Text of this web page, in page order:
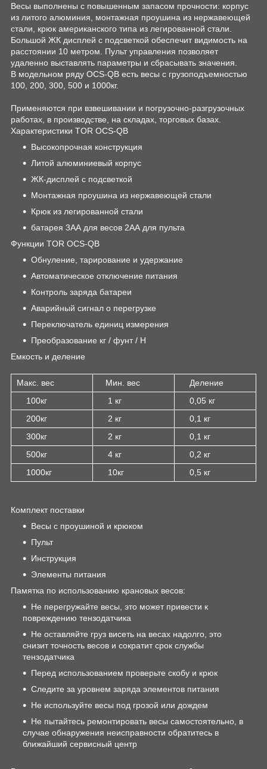
Весы выполнены с повышенным запасом прочности: корпус
из литого алюминия, монтажная проушина из нержавеющей
стали, крюк американского типа из легированной стали.
Большой ЖК дисплей с подсветкой обеспечит видимость на
расстоянии 10 метром. Пульт управления позволяет
удаленно выставлять параметры и сбрасывать значения.
В модельном ряду OCS-QB есть весы с грузоподъемностью
100, 200, 300, 500 и 1000кг.
Применяются при взвешивании и погрузочно-разгрузочных
работах, в производстве, на складах, торговых базах.
Характеристики TOR OCS-QB
Высокопрочная конструкция
Литой алюминиевый корпус
ЖК-дисплей с подсветкой
Монтажная проушина из нержавеющей стали
Крюк из легированной стали
батарея 3АА для весов 2АА для пульта
Функции TOR OCS-QB
Обнуление, тарирование и удержание
Автоматическое отключение питания
Контроль заряда батареи
Аварийный сигнал о перегрузке
Переключатель единиц измерения
Преобразование кг / фунт / Н
Емкость и деление
Макс. вес Мин. вес
Деление
100кг
1 кг
0,05 кг
200кг
2 кг
0,1 кг
300кг
2 кг
0,1 кг
500кг
4 кг
0,2 кг
1000кг
10кг 0,5 кг
Комплект поставки
Весы с проушиной и крюком
Пульт
Инструкция
Элементы питания
Памятка по использованию крановых весов:
Не перегружайте весы, это может привести к
повреждению тензодатчика
Не оставляйте груз висеть на весах надолго, это
снизит точность весов и сократит срок службы
тензодатчика
Перед использованием проверьте скобу и крюк
Следите за уровнем заряда элементов питания
Не используйте весы под грозой или дождем
Не пытайтесь ремонтировать весы самостоятельно, в
случае обнаружения неисправности обратитесь в
ближайший сервисный центр